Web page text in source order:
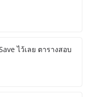
ไว้เลย ตารางสอบ